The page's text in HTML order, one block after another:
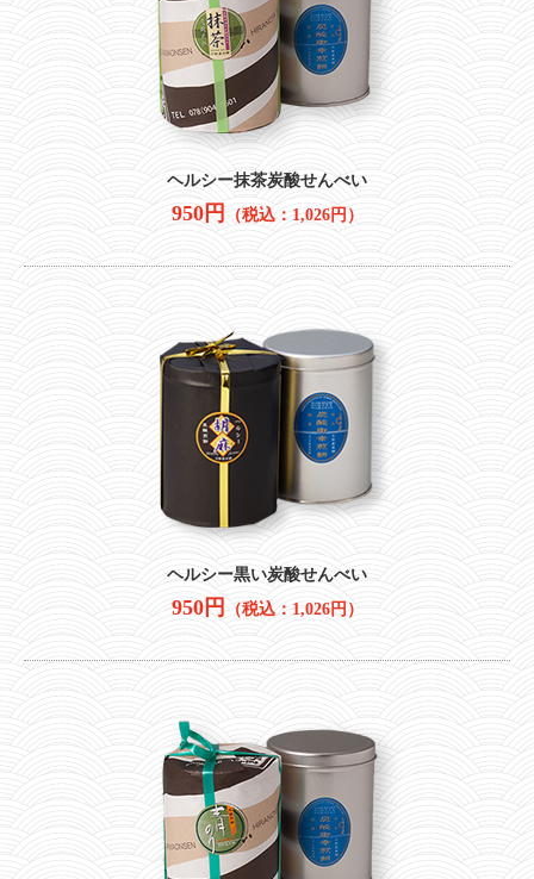
ヘルシー抹茶炭酸せんべい
950円 （税込：1,026円）
ヘルシー黒い炭酸せんべい
950円 （税込：1,026円）